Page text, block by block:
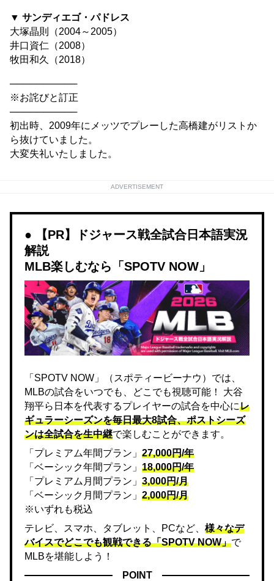
▼ サンディエゴ・パドレス
大塚晶則（2004～2005）
井口資仁（2008）
牧田和久（2018）
──────────
※お詫びと訂正
──────────
初出時、2009年にメッツでプレーした高橋建がリストか
ら抜けていました。
大変失礼いたしました。
ADVERTISEMENT
【PR】ドジャース戦全試合日本語実況
解説
MLB楽しむなら「SPOTV NOW」
「SPOTV NOW」（スポティービーナウ）では、
MLBの試合をいつでも、どこでも視聴可能！ 大谷
翔平ら日本を代表するプレイヤーの試合を中心にレ
ギュラーシーズンを毎日最大8試合、ポストシーズ
ンは全試合を生中継で楽しむことができます。
「プレミアム年間プラン」 27,000円/年
「ベーシック年間プラン」 18,000円/年
「プレミアム月間プラン」 3,000円/月
「ベーシック月間プラン」 2,000円/月
※いずれも税込
テレビ、スマホ、タブレット、PCなど、 様々なデ
バイスでどこでも観戦できる「SPOTV NOW」で
MLBを堪能しよう！
POINT